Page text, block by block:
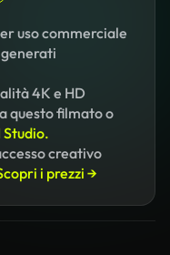
uso commerciale
4K e HD
questo filmato o
Studio.
creativo
i prezzi →